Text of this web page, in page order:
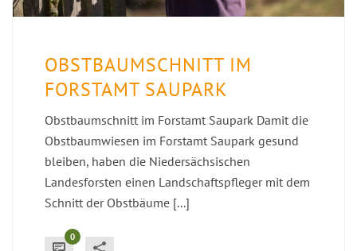
OBSTBAUMSCHNITT IM
FORSTAMT SAUPARK
Obstbaumschnitt im Forstamt Saupark Damit die
Obstbaumwiesen im Forstamt Saupark gesund
bleiben, haben die Niedersächsischen
Landesforsten einen Landschaftspfleger mit dem
Schnitt der Obstbäume [...]
0